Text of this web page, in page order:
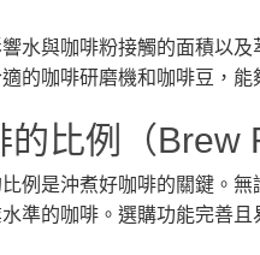
水與咖啡粉接觸的面積以
的咖啡研磨機和咖啡豆，能
的比例（Brew
例是沖煮好咖啡的關鍵。
準的咖啡。選購功能完善